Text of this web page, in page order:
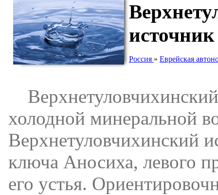
источник
Россия » Еврейская
холодной минеральной
Верхнетуловчихинский
ключа Аносиха, левого
его устья.